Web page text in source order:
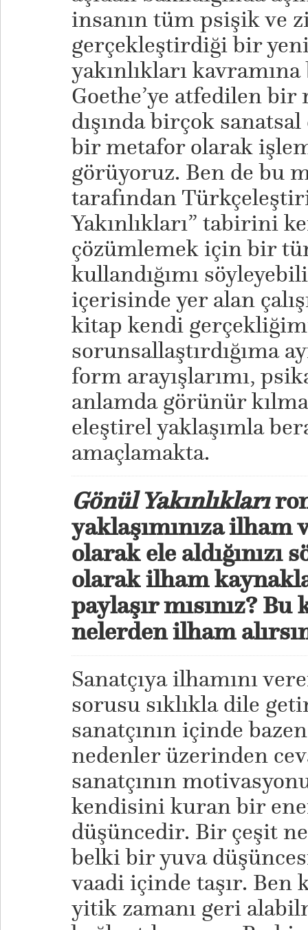
insanın tüm psişik ve
gerçekleştirdiği bir
yakınlıkları kavramına
Goethe’ye atfedilen bir
dışında birçok
bir metafor olarak
görüyoruz. Ben de bu
tarafından
Yakınlıkları” tabirini
çözümlemek için bir
kullandığımı
içerisinde yer alan
kitap kendi
sorunsallaştırdığıma
form arayışlarımı,
anlamda görünür
eleştirel yaklaşımla
amaçlamakta.
Gönül Yakınlıkları
yaklaşımınıza
olarak ele aldığınızı
olarak ilham
paylaşır mısınız? Bu
nelerden ilham
Sanatçıya ilhamını
sorusu sıklıkla dile
sanatçının içinde
nedenler üzerinden
sanatçının
kendisini kuran bir
düşüncedir. Bir çeşit
belki bir yuva
vaadi içinde taşır.
yitik zamanı geri